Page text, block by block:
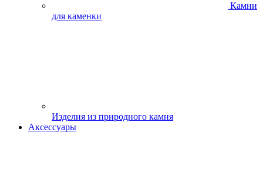
Камни
для каменки
Изделия из природного камня
Аксессуары